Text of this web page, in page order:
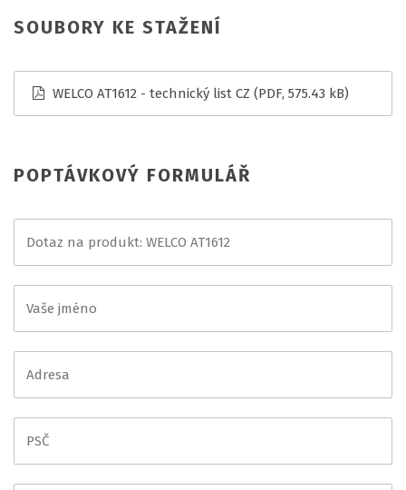
SOUBORY KE STAŽENÍ
WELCO AT1612 - technický list CZ (PDF, 575.43 kB)
POPTÁVKOVÝ FORMULÁŘ